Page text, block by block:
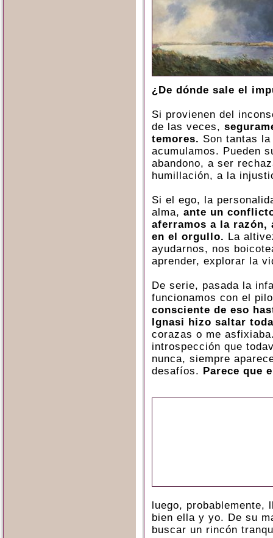
¿De dónde sale el
Si provienen del
de las veces,
temores. Son tantas
acumulamos. Pueden
abandono, a ser
humillación, a la
Si el ego, la
alma, ante un
aferramos a la razón,
en el orgullo. La
ayudarnos, nos
aprender, explorar la
De serie, pasada la
funcionamos con el
consciente de eso
Ignasi hizo saltar
corazas o me
introspección que
nunca, siempre
desafíos. Parece que
luego, probablemente,
bien ella y yo. De su
buscar un rincón